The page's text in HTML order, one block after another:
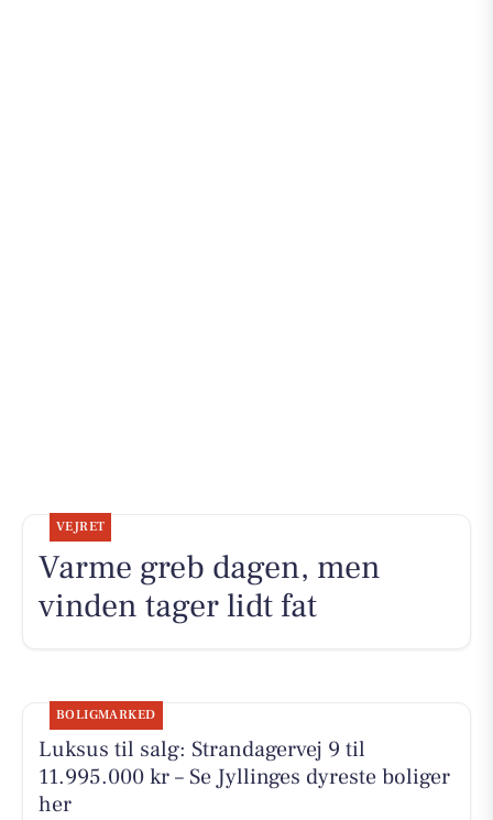
VEJRET
Varme greb dagen, men
vinden tager lidt fat
BOLIGMARKED
Luksus til salg: Strandagervej 9 til
11.995.000 kr – Se Jyllinges dyreste boliger
her